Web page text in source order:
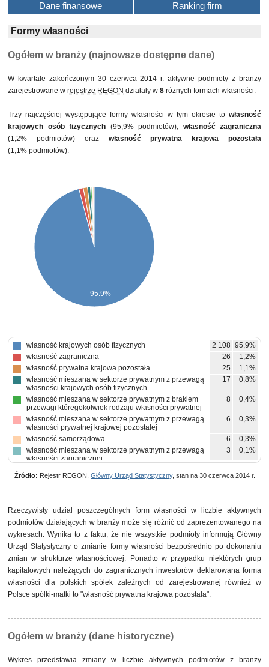
Dane finansowe
Ranking firm
Formy własności
Ogółem w branży (najnowsze dostępne dane)
W kwartale zakończonym 30 czerwca 2014 r. aktywne podmioty z branży
zarejestrowane w rejestrze REGON działały w 8 różnych formach własności.
Trzy najczęściej występujące formy własności w tym okresie to własność
krajowych osób fizycznych (95,9% podmiotów), własność zagraniczna
(1,2% podmiotów) oraz własność prywatna krajowa pozostała
(1,1% podmiotów).
95.9%
własność krajowych osób fizycznych 2 108 95,9%
własność zagraniczna
26
1,2%
własność prywatna krajowa pozostała
25
1,1%
własność mieszana w sektorze prywatnym z przewagą
własności krajowych osób fizycznych
17 0,8%
własność mieszana w sektorze prywatnym z brakiem
przewagi któregokolwiek rodzaju własności prywatnej
8 0,4%
własność mieszana w sektorze prywatnym z przewagą
własności prywatnej krajowej pozostałej
6 0,3%
własność samorządowa 6
0,3%
własność mieszana w sektorze prywatnym z przewagą
własności zagranicznej
3 0,1%
Źródło: Rejestr REGON, Główny Urząd Statystyczny, stan na 30 czerwca 2014 r.
Rzeczywisty udział poszczególnych form własności w liczbie aktywnych
podmiotów działających w branży może się różnić od zaprezentowanego na
wykresach. Wynika to z faktu, że nie wszystkie podmioty informują Główny
Urząd Statystyczny o zmianie formy własności bezpośrednio po dokonaniu
zmian w strukturze własnościowej. Ponadto w przypadku niektórych grup
kapitałowych należących do zagranicznych inwestorów deklarowana forma
własności dla polskich spółek zależnych od zarejestrowanej również w
Polsce spółki-matki to "własność prywatna krajowa pozostała".
Ogółem w branży (dane historyczne)
Wykres przedstawia zmiany w liczbie aktywnych podmiotów z branży